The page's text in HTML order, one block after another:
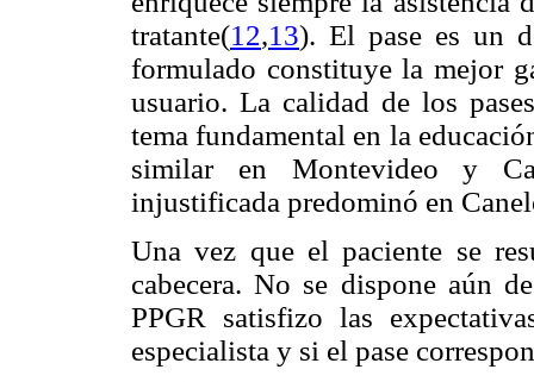
tratante(12,13). El pase es un
formulado constituye la mejor
usuario. La calidad de los
tema fundamental en la
similar en Montevideo y
injustificada predominó en
Una vez que el paciente se
cabecera. No se dispone aún
PPGR satisfizo las
especialista y si el pase